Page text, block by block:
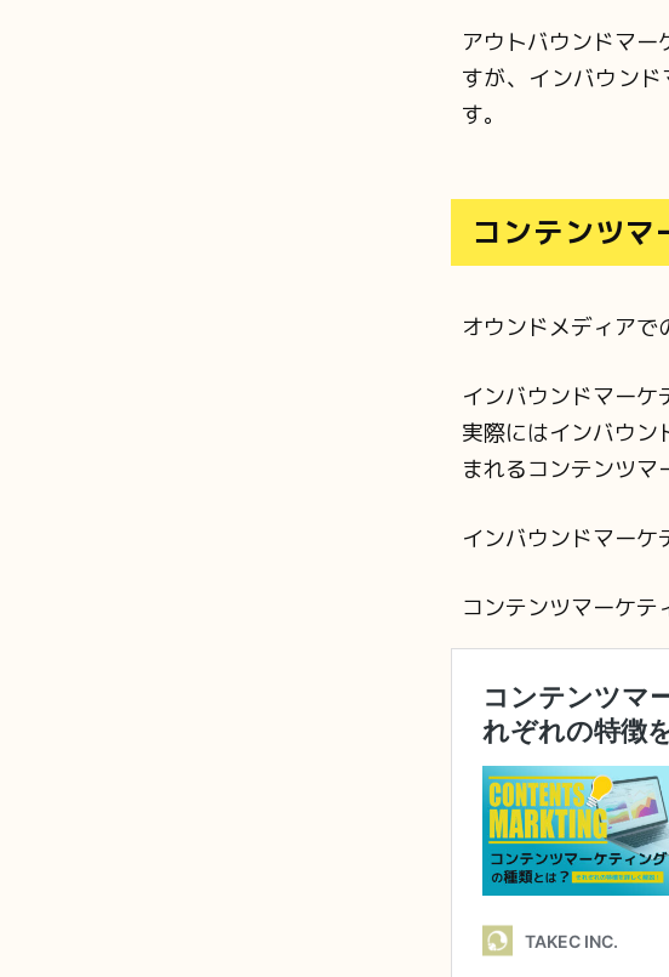
アウトバウンドマ
すが、インバウン
す。
コンテンツマ
オウンドメディアで
インバウンドマーケ
実際にはインバウン
まれるコンテンツマ
インバウンドマーケ
コンテンツマーケ